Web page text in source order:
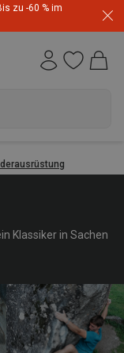
zu -60 % im
Klassiker in Sachen